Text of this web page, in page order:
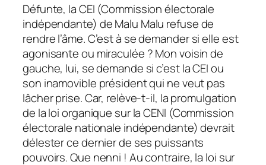
Défunte, la CEI (Commission électorale
indépendante) de Malu Malu refuse de
rendre l’âme. C’est à se demander si elle est
agonisante ou miraculée ? Mon voisin de
gauche, lui, se demande si c’est la CEI ou
son inamovible président qui ne veut pas
lâcher prise. Car, relève-t-il, la promulgation
de la loi organique sur la CENI (Commission
électorale nationale indépendante) devrait
délester ce dernier de ses puissants
pouvoirs. Que nenni ! Au contraire, la loi sur